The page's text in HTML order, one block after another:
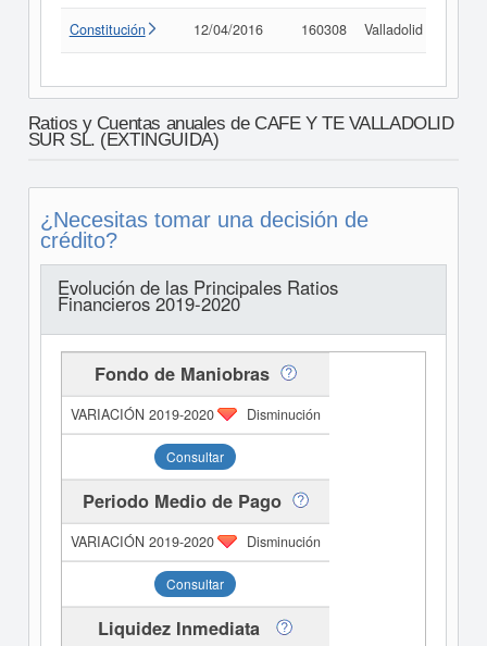
Constitución 12/04/2016 160308 Valladolid
Ratios y Cuentas anuales de CAFE Y TE VALLADOLID
SUR SL. (EXTINGUIDA)
¿Necesitas tomar una decisión de
crédito?
Evolución de las Principales Ratios
Financieros 2019-2020
Fondo de Maniobras
Disminución
Consultar
Periodo Medio de Pago
Disminución
Consultar
Liquidez Inmediata